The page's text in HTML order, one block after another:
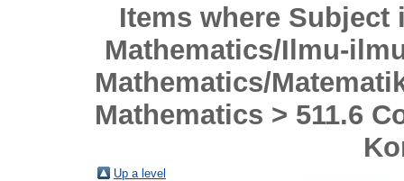
Items where Subject
Mathematics/Ilmu-
Mathematics/
Mathematics > 511.6
Up a level